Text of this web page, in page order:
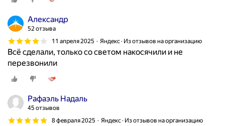
Александр
52 отзыва
11 апреля 2025
Яндекс · Из отзывов на организацию
Всё сделали, только со светом накосячили и не
перезвонили
Рафаэль Надаль
45 отзывов
8 февраля 2025
Яндекс · Из отзывов на организацию